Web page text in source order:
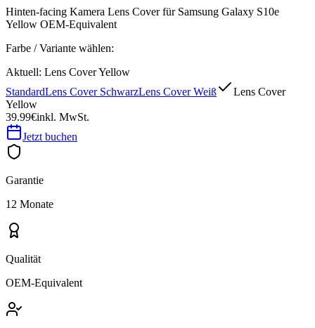
Hinten-facing Kamera Lens Cover für Samsung Galaxy S10e
Yellow OEM-Equivalent
Farbe / Variante wählen:
Aktuell: Lens Cover Yellow
StandardLens Cover SchwarzLens Cover Weiß
Lens Cover
Yellow
39.99€inkl. MwSt.
Jetzt buchen
Garantie
12 Monate
Qualität
OEM-Equivalent